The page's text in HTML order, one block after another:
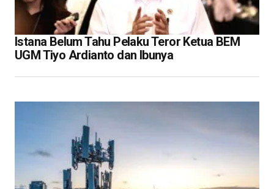
Istana Belum Tahu Pelaku Teror Ketua BEM
UGM Tiyo Ardianto dan Ibunya